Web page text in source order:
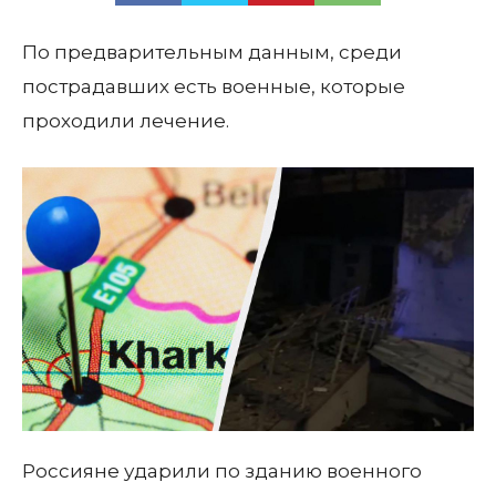
По предварительным данным, среди
пострадавших есть военные, которые
проходили лечение.
Россияне ударили по зданию военного